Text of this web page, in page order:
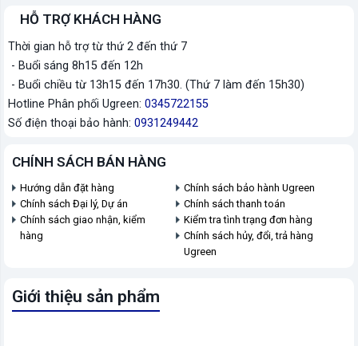
HỖ TRỢ KHÁCH HÀNG
Thời gian hỗ trợ từ thứ 2 đến thứ 7
- Buổi sáng 8h15 đến 12h
- Buổi chiều từ 13h15 đến 17h30. (Thứ 7 làm đến 15h30)
Hotline Phân phối Ugreen: 0345722155
Số điện thoại bảo hành: 0931249442
CHÍNH SÁCH BÁN HÀNG
Hướng dẫn đặt hàng
Chính sách bảo hành Ugreen
Chính sách Đại lý, Dự án
Chính sách thanh toán
Chính sách giao nhận, kiểm
hàng
Kiểm tra tình trạng đơn hàng
Chính sách hủy, đổi, trả hàng
Ugreen
Giới thiệu sản phẩm